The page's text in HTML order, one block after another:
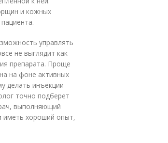
и кожных
управлять
не выглядит как
препарата. Проще
на фоне активных
делать инъекции
точно подберет
выполняющий
иметь хороший опыт,